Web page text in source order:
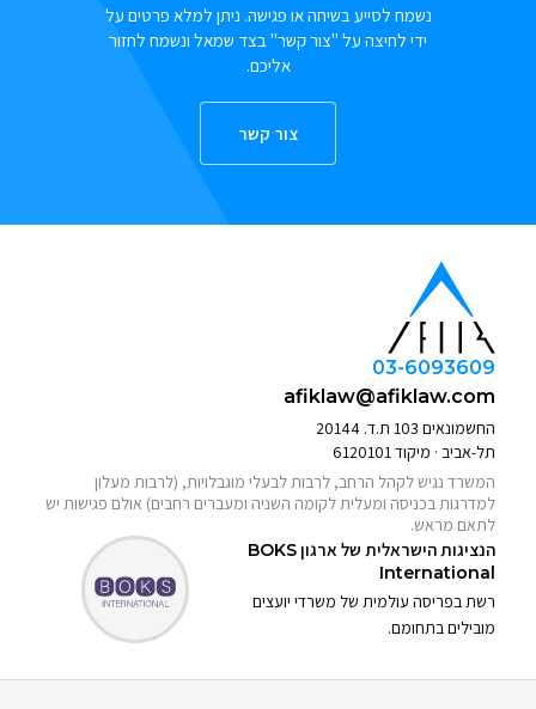
נשמח לסייע בשיחה או פגישה. ניתן למלא פרטים על
ידי לחיצה על "צור קשר" בצד שמאל ונשמח לחזור
אליכם.
צור קשר
03-6093609
afiklaw@afiklaw.com
החשמונאים 103 ת.ד. 20144
תל-אביב · מיקוד 6120101
המשרד נגיש לקהל הרחב, לרבות לבעלי מוגבלויות, (לרבות מעלון
למדרגות בכניסה ומעלית לקומה השניה ומעברים רחבים) אולם פגישות יש
לתאם מראש.
הנציגות הישראלית של ארגוןBOKS
International
רשת בפריסה עולמית של משרדי יועצים
מובילים בתחומם.